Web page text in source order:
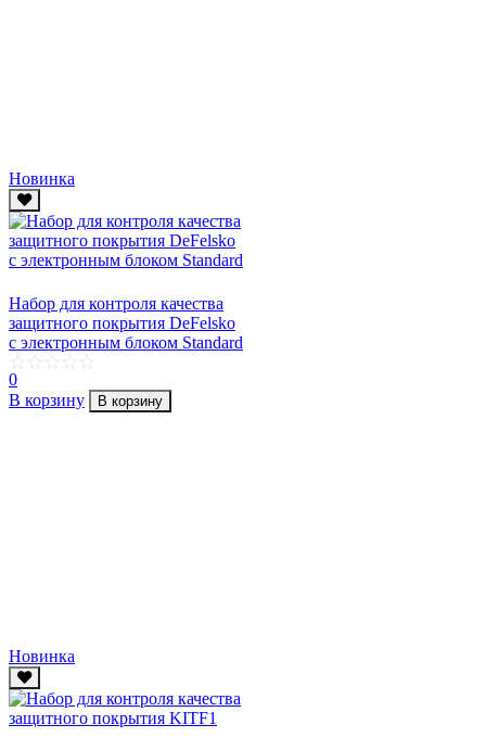
Новинка
Набор для контроля качества
защитного покрытия DeFelsko
c электронным блоком Standard
0
В корзину
В корзину
Новинка